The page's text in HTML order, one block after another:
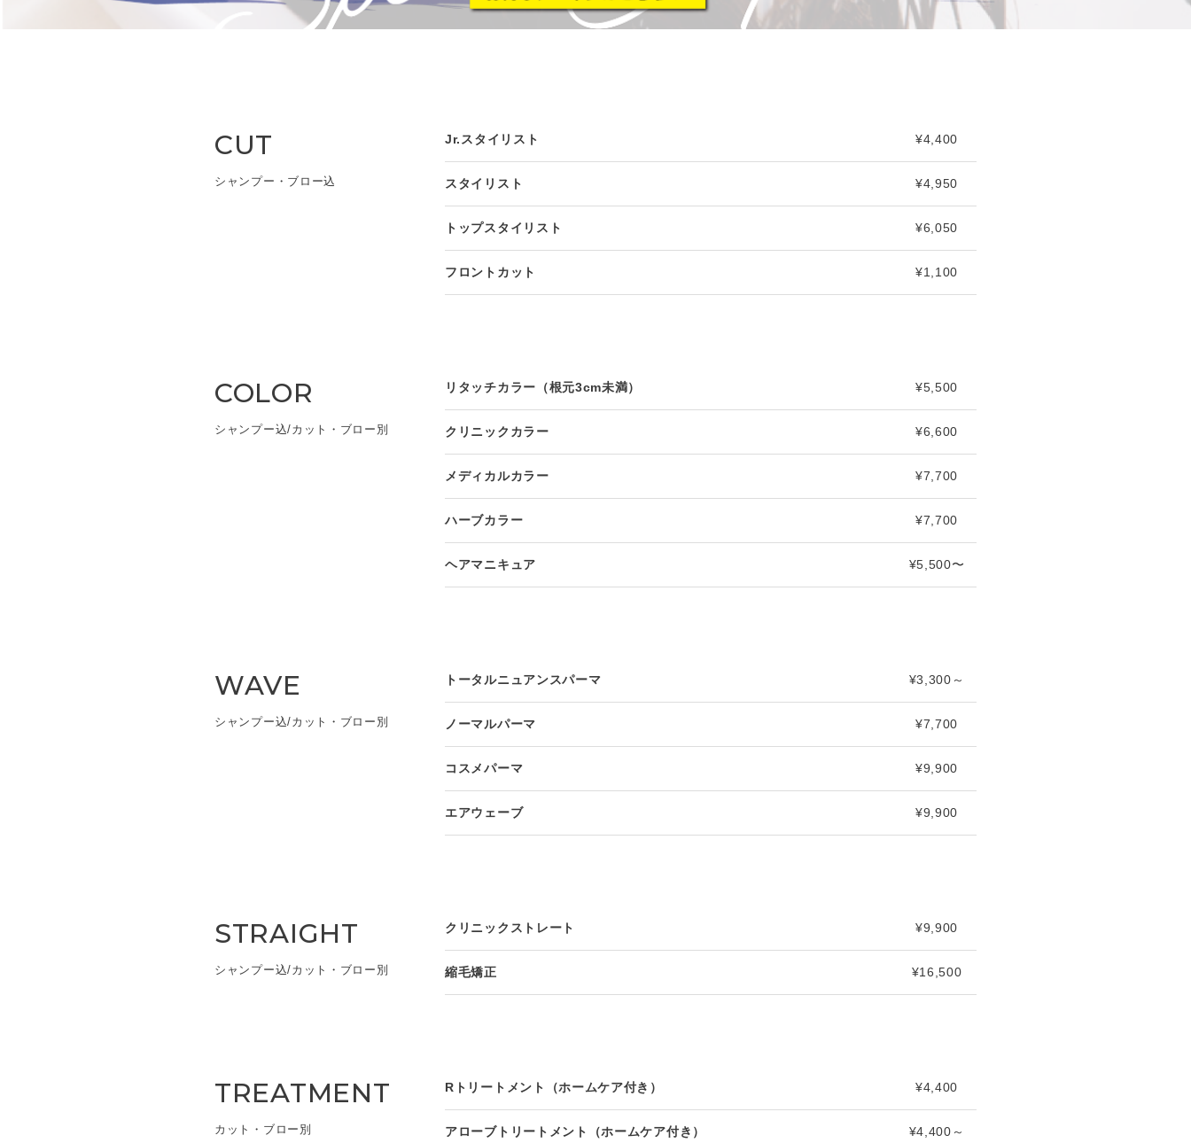
CUT
シャンプー・ブロー込
Jr.スタイリスト ¥4,400
スタイリスト ¥4,950
トップスタイリスト ¥6,050
フロントカット ¥1,100
COLOR
シャンプー込/カット・ブロー別
リタッチカラー（根元3cm未満） ¥5,500
クリニックカラー ¥6,600
メディカルカラー ¥7,700
ハーブカラー ¥7,700
ヘアマニキュア ¥5,500〜
WAVE
シャンプー込/カット・ブロー別
トータルニュアンスパーマ ¥3,300～
ノーマルパーマ ¥7,700
コスメパーマ ¥9,900
エアウェーブ ¥9,900
STRAIGHT
シャンプー込/カット・ブロー別
クリニックストレート ¥9,900
縮毛矯正 ¥16,500
TREATMENT
カット・ブロー別
Rトリートメント（ホームケア付き） ¥4,400
アローブトリートメント（ホームケア付き） ¥4,400～